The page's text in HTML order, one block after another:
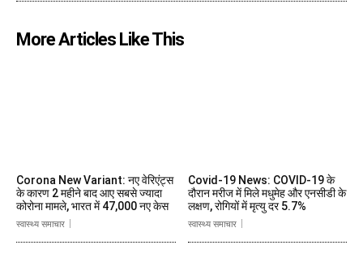
More Articles Like This
Corona New Variant: नए वेरिएंट्स
के कारण 2 महीने बाद आए सबसे ज्यादा
कोरोना मामले, भारत में 47,000 नए केस
स्वास्थ्य समाचार
Covid-19 News: COVID-19 के
दौरान मरीज में मिले मधुमेह और एनसीडी के
लक्षण, रोगियों में मृत्यु दर 5.7%
स्वास्थ्य समाचार